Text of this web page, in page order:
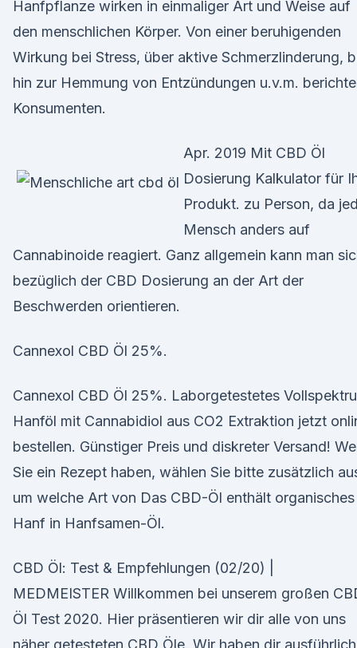
Hanfpflanze wirken in einmaliger Art und Weise auf
den menschlichen Körper. Von einer beruhigenden
Wirkung bei Stress, über aktive Schmerzlinderung,
hin zur Hemmung von Entzündungen u.v.m.
Konsumenten.
Apr. 2019 Mit CBD Öl
Dosierung Kalkulator für
Produkt. zu Person, da
Mensch anders auf
Cannabinoide reagiert. Ganz allgemein kann man
bezüglich der CBD Dosierung an der Art der
Beschwerden orientieren.
Cannexol CBD Öl 25%.
Cannexol CBD Öl 25%. Laborgetestetes
Hanföl mit Cannabidiol aus CO2 Extraktion jetzt
bestellen. Günstiger Preis und diskreter Versand!
Sie ein Rezept haben, wählen Sie bitte zusätzlich
um welche Art von Das CBD-Öl enthält organisches
Hanf in Hanfsamen-Öl.
CBD Öl: Test & Empfehlungen (02/20) |
MEDMEISTER Willkommen bei unserem großen
Öl Test 2020. Hier präsentieren wir dir alle von uns
näher getesteten CBD Öle. Wir haben dir